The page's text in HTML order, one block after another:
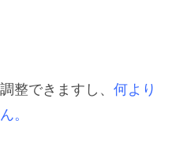
整できますし、 何より
。